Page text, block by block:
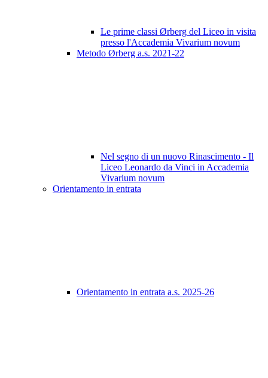
Le prime classi Ørberg del Liceo in visita
presso l'Accademia Vivarium novum
Metodo Ørberg a.s. 2021-22
Nel segno di un nuovo Rinascimento - Il
Liceo Leonardo da Vinci in Accademia
Vivarium novum
Orientamento in entrata
Orientamento in entrata a.s. 2025-26